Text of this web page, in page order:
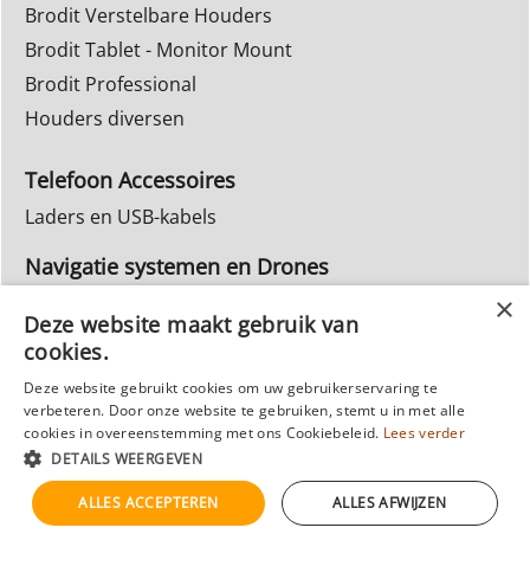
Brodit Verstelbare Houders
Brodit Tablet - Monitor Mount
Brodit Professional
Houders diversen
Telefoon Accessoires
Laders en USB-kabels
Navigatie systemen en Drones
Inbouw Autoradio's
Info Webwinkel
Ruilen & Retourneren
Privacy
Reparatie
Deze website maakt gebruik van
cookies.
Deze website gebruikt cookies om uw gebruikerservaring te
verbeteren. Door onze website te gebruiken, stemt u in met alle
cookies in overeenstemming met ons Cookiebeleid. Lees verder
DETAILS WEERGEVEN
ALLES ACCEPTEREN ALLES AFWIJZEN